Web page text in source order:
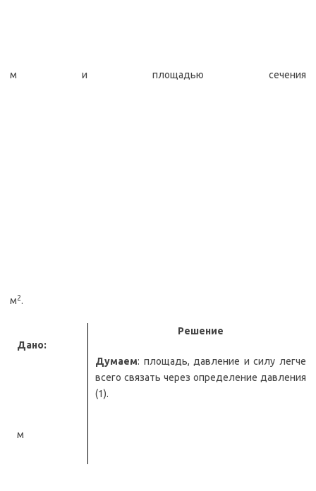
м и площадью сечения
м2.
Дано:
м
Решение
Думаем: площадь, давление и силу легче
всего связать через определение давления
(1).